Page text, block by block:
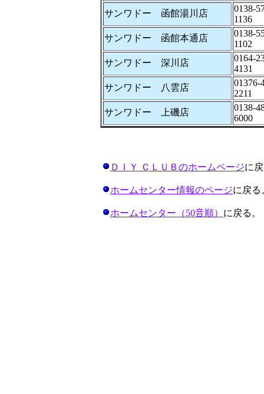
サンワドー 函館湯川店
0138-
1136
サンワドー 函館本通店
0138-
1102
サンワドー 深川店
0164-
4131
サンワドー 八雲店
01376-
2211
サンワドー 上磯店
0138-
6000
ＤＩＹ ＣＬＵＢのホームページに
ホームセンター情報のページに戻る
ホームセンター（50音順） に戻る。